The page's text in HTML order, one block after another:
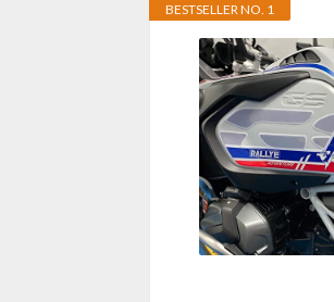
BESTSELLER NO. 1